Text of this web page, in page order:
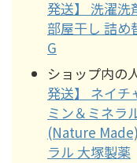
発送】 洗濯洗
部屋干し 詰め
G
ショップ内の
発送】 ネイチ
ミン＆ミネラ
(Nature
ラル 大塚製薬